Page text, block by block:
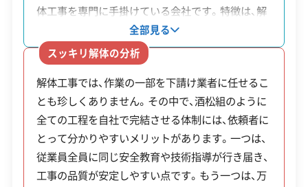
戸建木
造住宅
除却助
上限
20万
円
昭和56年5月31日以前に着工
された木造住宅で、耐震診断
の結果、倒壊の可能性がある
と判定されたもの。
ブロッ
上限
10万
木造
対応業務 産業廃棄物収集運搬業
公式HP 公式サイトを見る
SNS SNSを見る
許可番号
【建設業許可】
愛知県知事：第105542号
体工事を専門に手掛けている会社です。特徴は、解
体作業から廃棄物の収集運搬まで、全ての工程を自
社の従業員と重機で行う点にあります。外部へ委託
しないため中間マージンが発生せず、コストを抑え
ることにつながります。ウェブサイトでは具体的な
施工実績のほか、在籍する職人一人ひとりの情報も
公開されており、どのような人が工事を担当するの
かを事前に確認できます。
全部見る
スッキリ解体の分析
解体工事では、作業の一部を下請け業者に任せるこ
とも珍しくありません。その中で、酒松組のように
全ての工程を自社で完結させる体制には、依頼者に
とって分かりやすいメリットがあります。一つは、
従業員全員に同じ安全教育や技術指導が行き届き、
工事の品質が安定しやすい点です。もう一つは、万